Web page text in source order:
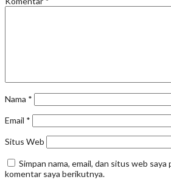
Nama *
Email *
Situs Web
Simpan nama, email, dan situs web
komentar saya berikutnya.